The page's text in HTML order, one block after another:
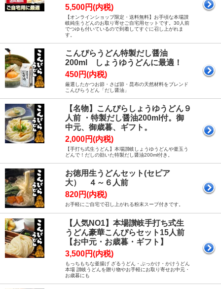
5,500円(内税)
【オンラインショップ限定・送料無料】お手頃な本場讃
岐純生うどんのお取り寄せご自宅用セットです。30人前
でつゆも付いているので到着してすぐに召し上がれま
す。
こんぴらうどん特製だし醤油
200ml しょうゆうどんに最適！
450円(内税)
厳選したかつお節・さば節・昆布の天然材料をブレンド
こんぴらうどん「だし醤油」
【名物】こんぴらしょうゆうどん９
人前 ・特製だし醤油200ml付。御
中元、御歳暮、ギフト。
2,000円(内税)
【手打ち式生うどん】本場讃岐しょうゆうどんや釜玉う
どんで！だしの効いた特製だし醤油200ml付き。
お徳用生うどんセット(セピア
大） ４～６人前
820円(内税)
お手軽にご自宅で召し上がれる粉末スープ付きです。
【人気NO1】本場讃岐手打ち式生
うどん豪華こんぴらセット15人前
【お中元・お歳暮・ギフト】
3,500円(内税)
もっちもちな釜揚げ ざるうどん・ぶっかけ・かけうどん
本場 讃岐うどんを贈り物やお手軽にお取り寄せお中元・
お歳暮にも